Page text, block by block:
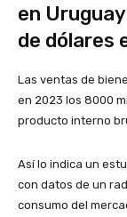
en
de dólares
Las ventas de
en 2023 los 8000
producto interno
Así lo indica un
con datos de un
consumo del